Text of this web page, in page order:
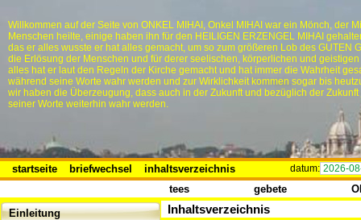
Willkommen auf der Seite von ONKEL MIHAI, Onkel MIHAI war ein Mönch, der
Menschen heilte, einige haben ihn für den HEILIGEN ERZENGEL MIHAI
das er alles wusste er hat alles gemacht, um so zum größeren Lob des GUTEN
die Erlösung der Menschen und für derer seelischen, körperlichen und
alles hat er laut den Regeln der Kirche gemacht und hat immer die Wahrheit
während seine Worte wahr werden und zur Wirklichkeit kommen sogar bis
wir haben die Überzeugung, dass auch in der Zukunft und bezüglich der Zukunft
seiner Worte weiterhin wahr werden.
startseite briefwechsel inhaltsverzeichnis datum: 2026-
tees gebete
Einleitung
Inhaltsverzeichnis